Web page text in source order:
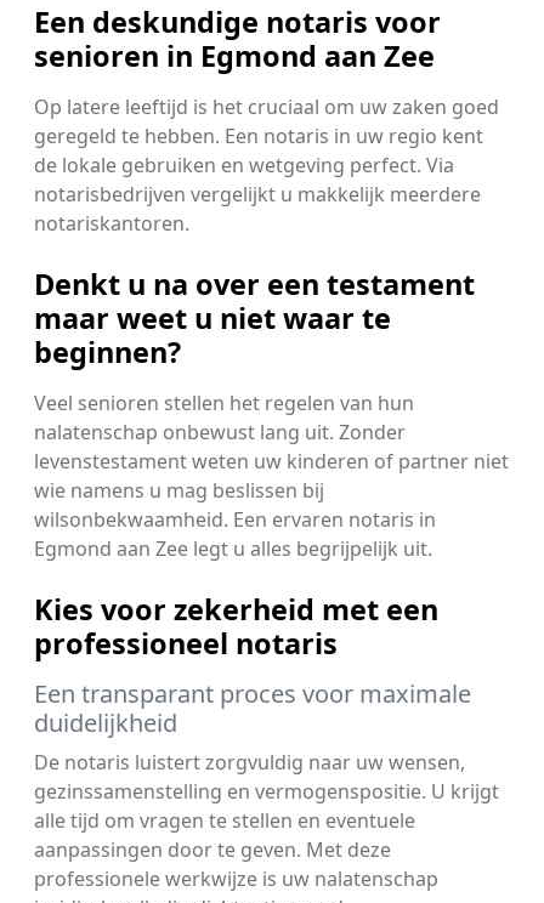
Een deskundige notaris voor
senioren in Egmond aan Zee
Op latere leeftijd is het cruciaal om uw zaken goed
geregeld te hebben. Een notaris in uw regio kent
de lokale gebruiken en wetgeving perfect. Via
notarisbedrijven vergelijkt u makkelijk meerdere
notariskantoren.
Denkt u na over een testament
maar weet u niet waar te
beginnen?
Veel senioren stellen het regelen van hun
nalatenschap onbewust lang uit. Zonder
levenstestament weten uw kinderen of partner niet
wie namens u mag beslissen bij
wilsonbekwaamheid. Een ervaren notaris in
Egmond aan Zee legt u alles begrijpelijk uit.
Kies voor zekerheid met een
professioneel notaris
Een transparant proces voor maximale
duidelijkheid
De notaris luistert zorgvuldig naar uw wensen,
gezinssamenstelling en vermogenspositie. U krijgt
alle tijd om vragen te stellen en eventuele
aanpassingen door te geven. Met deze
professionele werkwijze is uw nalatenschap